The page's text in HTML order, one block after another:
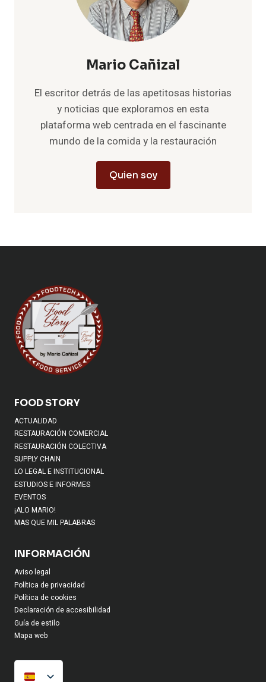
Mario Cañizal
El escritor detrás de las apetitosas historias
y noticias que exploramos en esta
plataforma web centrada en el fascinante
mundo de la comida y la restauración
Quien soy
FOOD STORY
ACTUALIDAD
RESTAURACIÓN COMERCIAL
RESTAURACIÓN COLECTIVA
SUPPLY CHAIN
LO LEGAL E INSTITUCIONAL
ESTUDIOS E INFORMES
EVENTOS
¡ALO MARIO!
MAS QUE MIL PALABRAS
INFORMACIÓN
Aviso legal
Política de privacidad
Política de cookies
Declaración de accesibilidad
Guía de estilo
Mapa web